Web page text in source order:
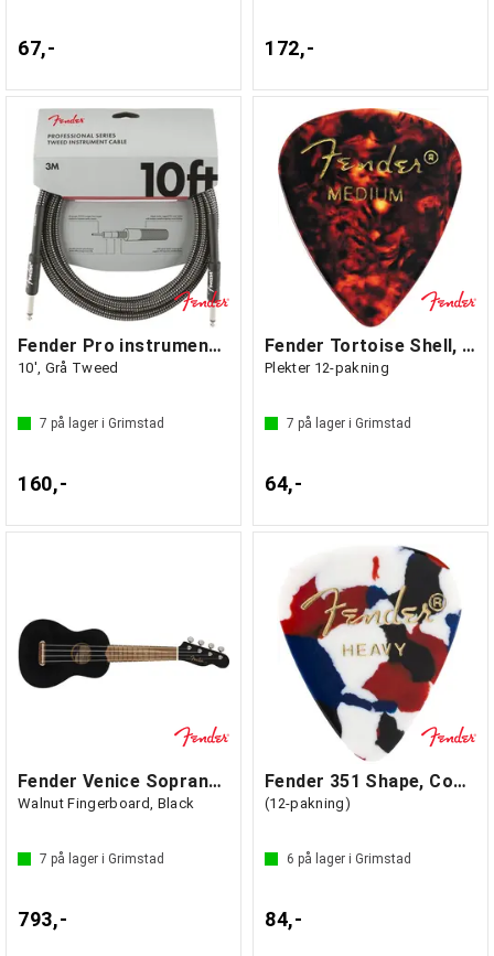
67,- 172,-
Fender Pro instrumentkabel 3m GT
10', Grå Tweed
7 på lager i Grimstad
160,-
Fender Tortoise Shell, 351 Shape Medium
Plekter 12-pakning
7 på lager i Grimstad
64,-
Fender Venice Soprano Ukulele
Walnut Fingerboard, Black
7 på lager i Grimstad
793,-
Fender 351 Shape, Confetti, Heavy
(12-pakning)
6 på lager i Grimstad
84,-